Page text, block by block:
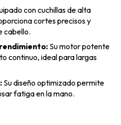
con cuchillas de alta
cortes precisos y
cabello.
Su motor potente
continuo, ideal para largas
Su diseño optimizado permite
fatiga en la mano.